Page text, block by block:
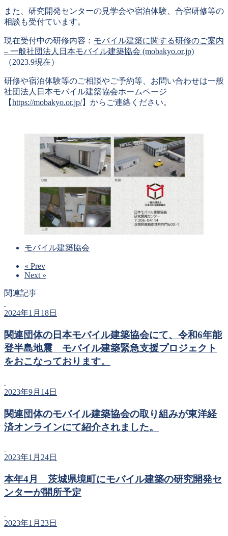
また、研究開発センターの見学会や宿泊体験、合宿研修等の
相談も受付ています。
現在受付中の研修内容： モバイル建築に関する研修のご案内
– 一般社団法人日本モバイル建築協会 (mobakyo.or.jp)
（2023.9現在）
研修や宿泊体験等のご相談やご予約等、お問い合わせは一般
社団法人日本モバイル建築協会ホームページ
【https://mobakyo.or.jp/】からご連絡ください。
モバイル建築協会
« Prev
Next »
関連記事
2024年1月18日
関連団体の日本モバイル建築協会にて、令和6年能
登半島地震 モバイル建築緊急支援プロジェクト
をおこなっております。
2023年9月14日
関連団体のモバイル建築協会の取り組みが東洋経
済オンラインにて紹介されました。
2023年1月24日
本年4月 茨城県境町にモバイル建築の研究開発セ
ンターが開所予定
2023年1月23日